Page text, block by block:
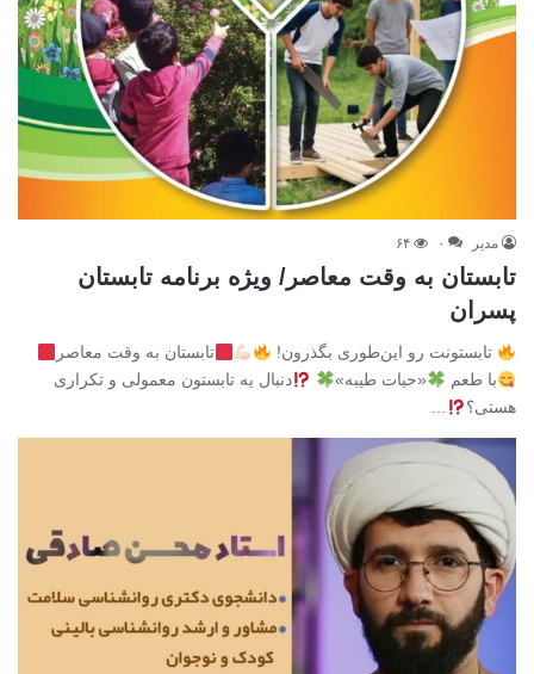
مدیر ۰ ۶۴
تابستان به وقت معاصر/ ویژه برنامه تابستان
پسران
تابستونت رو این‌طوری بگذرون!
تابستان به وقت معاصر
با طعم
«حیات طیبه»
دنبال یه تابستون معمولی و تکراری
هستی؟
…